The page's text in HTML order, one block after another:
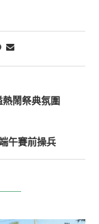
鬧祭典氛圍
午賽前操兵